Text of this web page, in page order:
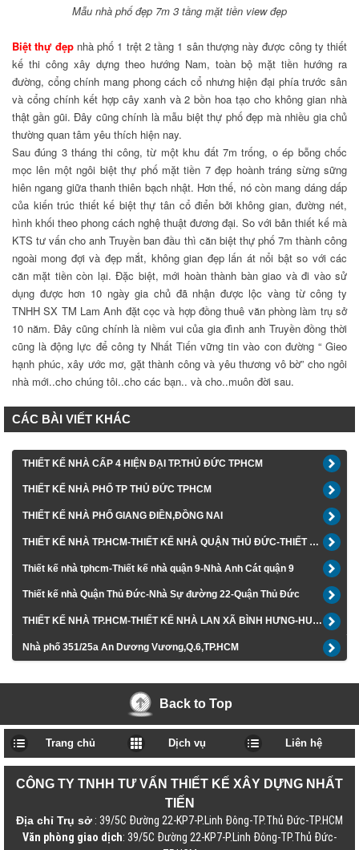
Mẫu nhà phố đẹp 7m 3 tầng mặt tiền view đẹp
Biệt thự đẹpnhà phố 1 trệt 2 tầng 1 sân thượng này được công ty thiết
kế thi công xây dựng theo hướng Nam, toàn bộ mặt tiền hướng ra
đường, cổng chính mang phong cách cổ nhưng hiện đại phía trước sân
và cổng chính kết hợp cây xanh và 2 bồn hoa tạo cho không gian nhà
thật gần gũi. Đây cũng chính là mẫu biệt thự phố đẹp mà nhiều gia chủ
thường quan tâm yêu thích hiện nay.
Sau đúng 3 tháng thi công, từ một khu đất 7m trống, o ép bỗng chốc
mọc lên một ngôi biệt thự phố mặt tiền 7 đẹp hoành tráng sừng sững
hiên ngang giữa thanh thiên bạch nhật. Hơn thế, nó còn mang dáng dấp
của kiến trúc thiết kế biệt thự tân cổ điển bởi không gian, đường nét,
hình khối theo phong cách nghệ thuật đương đại. So với bản thiết kế mà
KTS tư vấn cho anh Truyền ban đầu thì căn biệt thự phố 7m thành công
ngoài mong đợi và đẹp mắt, không gian đẹp lấn át nổi bật so với các
căn mặt tiền còn lại. Đặc biệt, mới hoàn thành bàn giao và đi vào sử
dụng được hơn 10 ngày gia chủ đã nhận được lộc vàng từ công ty
TNHH SX TM Lam Anh đặt cọc và hợp đồng thuê văn phòng làm trụ sở
10 năm. Đây cũng chính là niềm vui của gia đình anh Truyền đồng thời
cũng là động lực để công ty Nhất Tiến vững tin vào con đường “ Gieo
hạnh phúc, xây ước mơ, gặt thành công và yêu thương vô bờ” cho ngôi
nhà mới..cho chúng tôi..cho các bạn.. và cho..muôn đời sau.
CÁC BÀI VIẾT KHÁC
THIẾT KẾ NHÀ CẤP 4 HIỆN ĐẠI TP.THỦ ĐỨC TPHCM
THIẾT KẾ NHÀ PHỐ TP THỦ ĐỨC TPHCM
THIẾT KẾ NHÀ PHỐ GIANG ĐIỀN,ĐỒNG NAI
THIẾT KẾ NHÀ TP.HCM-THIẾT KẾ NHÀ QUẬN THỦ ĐỨC-THIẾT KẾ NHÀ ANH VY
Thiết kế nhà tphcm-Thiết kế nhà quận 9-Nhà Anh Cát quận 9
Thiết kế nhà Quận Thủ Đức-Nhà Sự đường 22-Quận Thủ Đức
THIẾT KẾ NHÀ TP.HCM-THIẾT KẾ NHÀ LAN XÃ BÌNH HƯNG-HUYỆN BÌNH CHÁNH
Nhà phố 351/25a An Dương Vương,Q.6,TP.HCM
Back to Top
Trang chủ Dịch vụ Liên hệ
CÔNG TY TNHH TƯ VẤN THIẾT KẾ XÂY DỰNG NHẤT
TIẾN
Địa chỉ Trụ sở : 39/5C Đường 22-KP7-P.Linh Đông-TP.Thủ Đức-TP.HCM
Văn phòng giao dịch: 39/5C Đường 22-KP7-P.Linh Đông-TP.Thủ Đức-